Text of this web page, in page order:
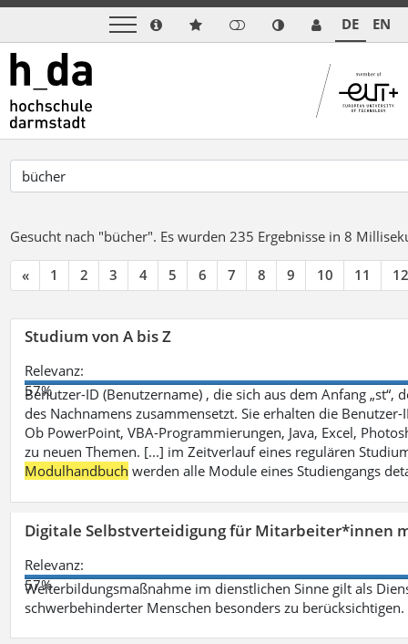
DE EN
Gesucht nach "bücher". Es wurden 235 Ergebnisse in 8
« 1 2 3 4 5 6 7 8 9 10 11 12
Studium von A bis Z
Relevanz:
57%
Benutzer-ID (Benutzername) , die sich aus dem Anfang „st“,
des Nachnamens zusammensetzt. Sie erhalten die
Ob PowerPoint, VBA-Programmierungen, Java, Excel,
zu neuen Themen. [...] im Zeitverlauf eines regulären
Modulhandbuch werden alle Module eines Studiengangs
Digitale Selbstverteidigung für Mitarbeiter*innen
Relevanz:
57%
Weiterbildungsmaßnahme im dienstlichen Sinne gilt als
schwerbehinderter Menschen besonders zu berücksichtigen.